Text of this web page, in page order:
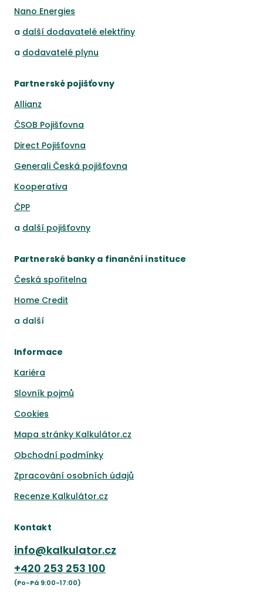
Nano Energies
a další dodavatelé elektřiny
a dodavatelé plynu
Partnerské pojišťovny
Allianz
ČSOB Pojišťovna
Direct Pojišťovna
Generali Česká pojišťovna
Kooperativa
ČPP
a další pojišťovny
Partnerské banky a finanční instituce
Česká spořitelna
Home Credit
a další
Informace
Kariéra
Slovník pojmů
Cookies
Mapa stránky Kalkulátor.cz
Obchodní podmínky
Zpracování osobních údajů
Recenze Kalkulátor.cz
Kontakt
info@kalkulator.cz
+420 253 253 100
(Po-Pá 9:00-17:00)